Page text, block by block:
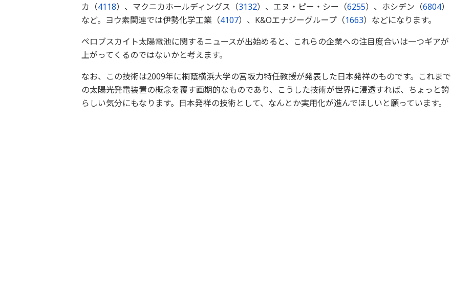
カ（4118）、マクニカホールディングス（3132）、エヌ・ピー・シー（6255）、ホシデン（6804）
など。ヨウ素関連では伊勢化学工業（4107）、K&Oエナジーグループ（1663）などになります。
ペロブスカイト太陽電池に関するニュースが出始めると、これらの企業への注目度合いは一つギアが
上がってくるのではないかと考えます。
なお、この技術は2009年に桐蔭横浜大学の宮坂力特任教授が発表した日本発祥のものです。これまで
の太陽光発電装置の概念を覆す画期的なものであり、こうした技術が世界に浸透すれば、ちょっと誇
らしい気分にもなります。日本発祥の技術として、なんとか実用化が進んでほしいと願っています。